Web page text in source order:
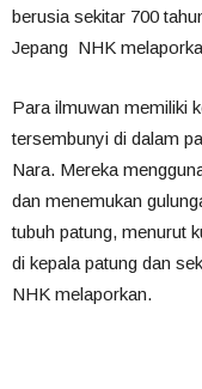
berusia sekitar 700
Jepang NHK
Para ilmuwan memiliki
tersembunyi di dalam
Nara. Mereka
dan menemukan
tubuh patung, menurut
di kepala patung dan
NHK melaporkan.